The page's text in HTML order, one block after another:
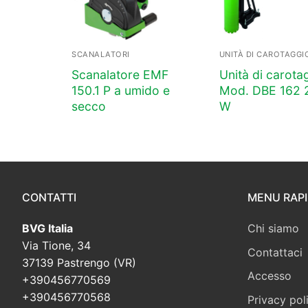
SCANALATORI
Scanalatore EMF
150.1 P a umido e
secco
UNITÀ DI
Unità di
Mod. DBE 162
W
CONTATTI
BVG Italia
Via Tione, 34
37139 Pastrengo (VR)
+390456770569
+390456770568
MENU
Chi siamo
Contattaci
Accesso
Privacy